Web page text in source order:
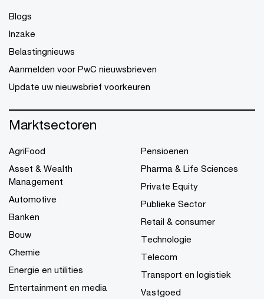
Blogs
Inzake
Belastingnieuws
Aanmelden voor PwC nieuwsbrieven
Update uw nieuwsbrief voorkeuren
Marktsectoren
AgriFood
Asset & Wealth
Management
Automotive
Banken
Bouw
Chemie
Energie en utilities
Entertainment en media
Pensioenen
Pharma & Life Sciences
Private Equity
Publieke Sector
Retail & consumer
Technologie
Telecom
Transport en logistiek
Vastgoed